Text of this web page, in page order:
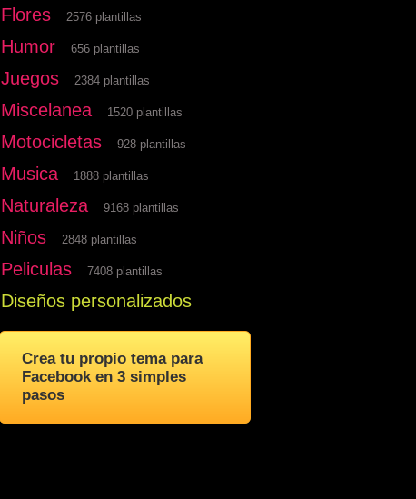
Flores 2576 plantillas
Humor 656 plantillas
Juegos 2384 plantillas
Miscelanea 1520 plantillas
Motocicletas 928 plantillas
Musica 1888 plantillas
Naturaleza 9168 plantillas
Niños 2848 plantillas
Peliculas 7408 plantillas
Diseños personalizados
Crea tu propio tema para
Facebook en 3 simples
pasos